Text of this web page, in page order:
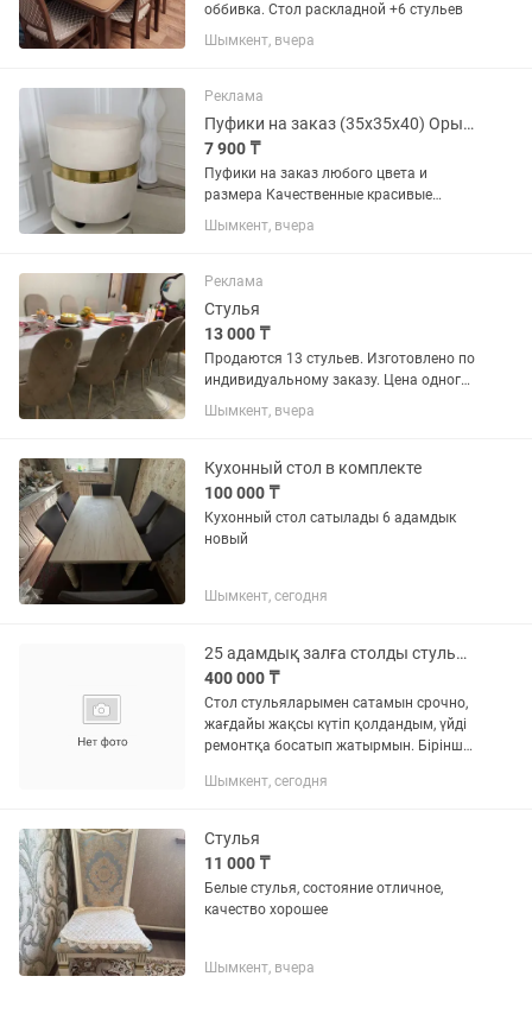
оббивка. Стол раскладной +6 стульев
Шымкент, вчера
Реклама
Пуфики на заказ (35х35х40) Орындық оттоманки
7 900 ₸
Пуфики на заказ любого цвета и
размера Качественные красивые
удобные Для заказа пишите либо
Шымкент, вчера
Реклама
Стулья
13 000 ₸
Продаются 13 стульев. Изготовлено по
индивидуальному заказу. Цена одного
стулья 13 000 тенге
Шымкент, вчера
Кухонный стол в комплекте
100 000 ₸
Кухонный стол сатылады 6 адамдык
новый
Шымкент, сегодня
25 адамдық залға столды стульяларымен сатамын! Срочно саудасы бар!
400 000 ₸
Стол стульяларымен сатамын срочно,
жағдайы жақсы күтіп қолдандым, үйді
ремонтқа босатып жатырмын. Бірінші
мүлдем новый.
Шымкент, сегодня
Стулья
11 000 ₸
Белые стулья, состояние отличное,
качество хорошее
Шымкент, вчера